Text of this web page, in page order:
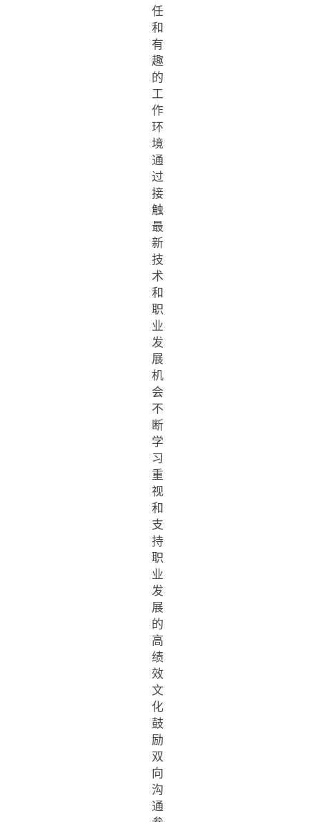
任
和
有
趣
的
工
作
环
境
通
过
接
触
最
新
技
术
和
职
业
发
展
机
会
不
断
学
习
重
视
和
支
持
职
业
发
展
的
高
绩
效
文
化
鼓
励
双
向
沟
通